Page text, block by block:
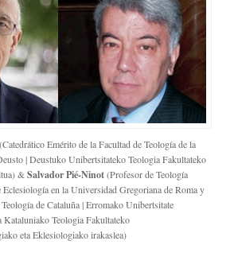
(Catedrático Emérito de la Facultad de Teología de la
| Deustuko Unibertsitateko Teologia Fakultateko
&Salvador Pié-Ninot(Profesor de Teología
Eclesiología en la Universidad Gregoriana de Roma y
de Cataluña | Erromako Unibertsitate
Kataluniako Teologia Fakultateko
eta Eklesiologiako irakaslea)